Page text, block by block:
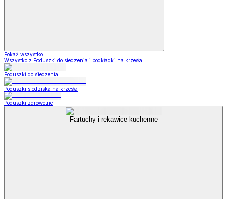
Pokaż wszystko
Wszystko z Poduszki do siedzenia i podkładki na krzesła
Poduszki do siedzenia
Poduszki siedziska na krzesła
Poduszki zdrowotne
Fartuchy i rękawice kuchenne